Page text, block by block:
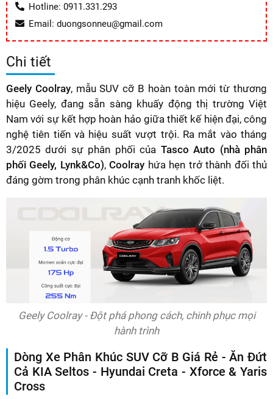
Hotline: 0911.331.293
Email: duongsonneu@gmail.com
Chi tiết
Geely Coolray, mẫu SUV cỡ B hoàn toàn mới từ thương
hiệu Geely, đang sẵn sàng khuấy động thị trường Việt
Nam với sự kết hợp hoàn hảo giữa thiết kế hiện đại, công
nghệ tiên tiến và hiệu suất vượt trội. Ra mắt vào tháng
3/2025 dưới sự phân phối của Tasco Auto (nhà phân
phối Geely, Lynk&Co),Coolray hứa hẹn trở thành đối thủ
đáng gờm trong phân khúc cạnh tranh khốc liệt.
Geely Coolray - Đột phá phong cách, chinh phục mọi
hành trình
Dòng Xe Phân Khúc SUV Cỡ B Giá Rẻ - Ăn Đứt
Cả KIA Seltos - Hyundai Creta - Xforce & Yaris
Cross